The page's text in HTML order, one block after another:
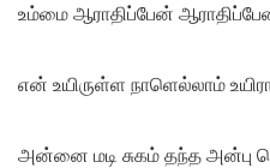
உம்மை ஆராதிப்பேன்
என் உயிருள்ள நாளெல்லாம்
அன்னை மடி சுகம் தந்த அன்பு